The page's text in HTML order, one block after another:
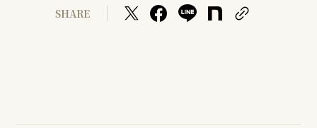
SHARE